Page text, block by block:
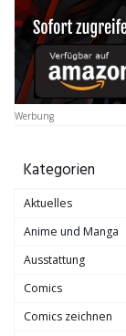
Werbung
Kategorien
Aktuelles
Anime und Manga
Ausstattung
Comics
Comics zeichnen